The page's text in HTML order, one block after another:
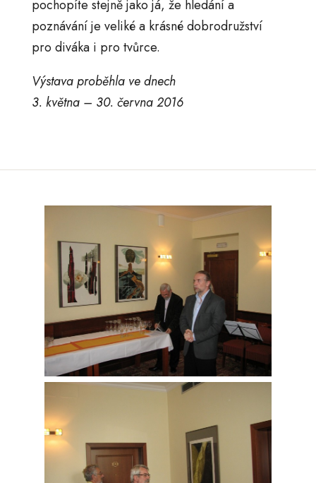
pochopíte stejně jako já, že hledání a
poznávání je veliké a krásné dobrodružství
pro diváka i pro tvůrce.
Výstava proběhla ve dnech
3. května – 30. června 2016